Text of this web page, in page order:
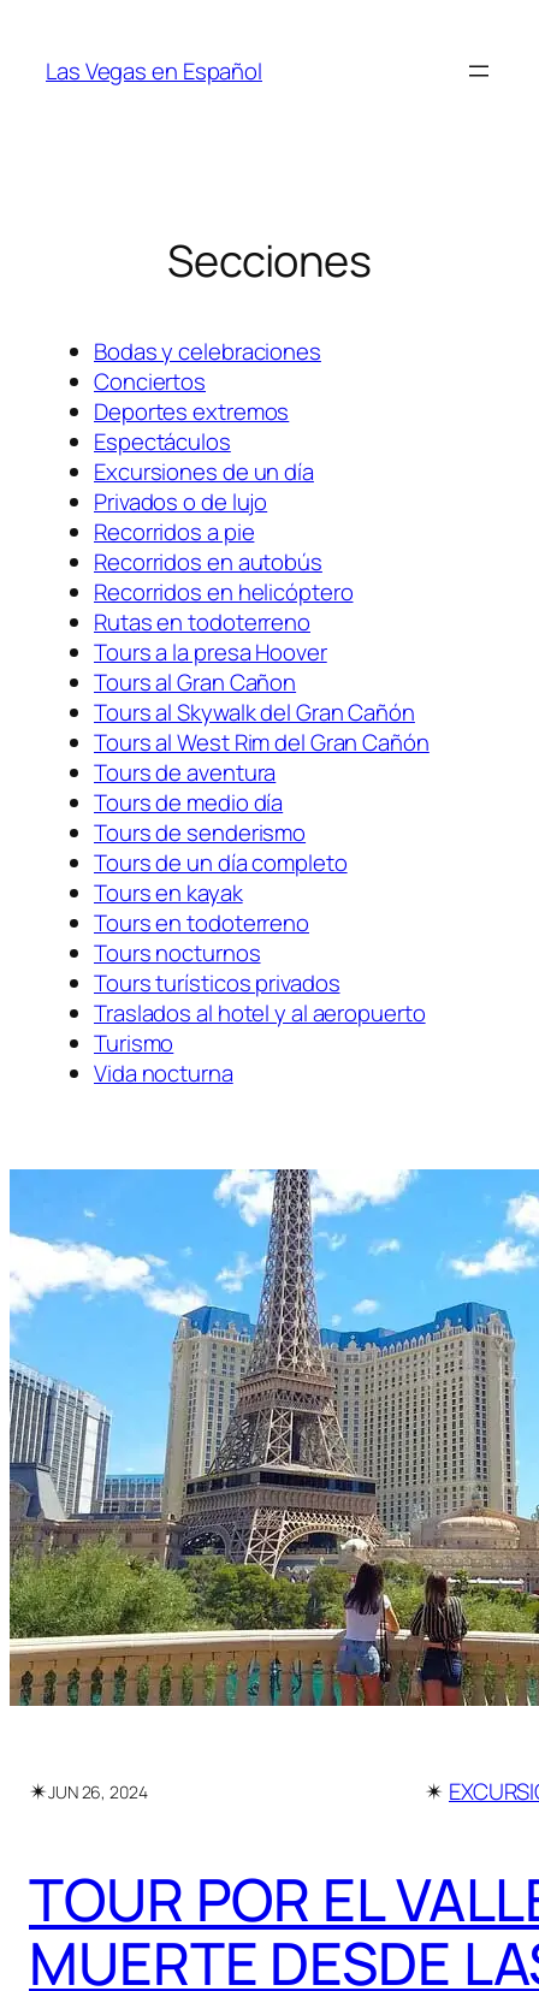
content
Las Vegas en Español
Secciones
Bodas y celebraciones
Conciertos
Deportes extremos
Espectáculos
Excursiones de un día
Privados o de lujo
Recorridos a pie
Recorridos en autobús
Recorridos en helicóptero
Rutas en todoterreno
Tours a la presa Hoover
Tours al Gran Cañon
Tours al Skywalk del Gran Cañón
Tours al West Rim del Gran Cañón
Tours de aventura
Tours de medio día
Tours de senderismo
Tours de un día completo
Tours en kayak
Tours en todoterreno
Tours nocturnos
Tours turísticos privados
Traslados al hotel y al aeropuerto
Turismo
Vida nocturna
✴︎JUN 26, 2024 ✴︎
TOUR POR EL
MUERTE DESDE